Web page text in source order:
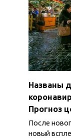
Названы
Прогноз
После
новый